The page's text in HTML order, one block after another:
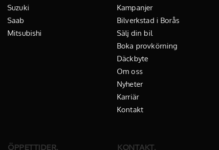
Suzuki
Saab
Mitsubishi
Kampanjer
Bilverkstad i Borås
Sälj din bil
Boka provkörning
Däckbyte
Om oss
Nyheter
Karriär
Kontakt
ÖPPETTIDER. KONTAKT.